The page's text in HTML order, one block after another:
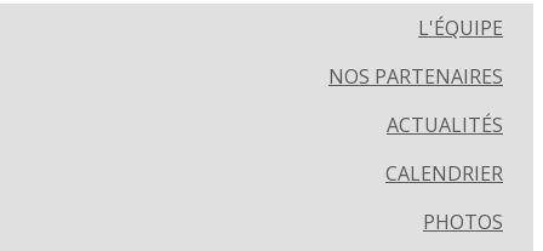
L'ÉQUIPE
NOS PARTENAIRES
ACTUALITÉS
CALENDRIER
PHOTOS